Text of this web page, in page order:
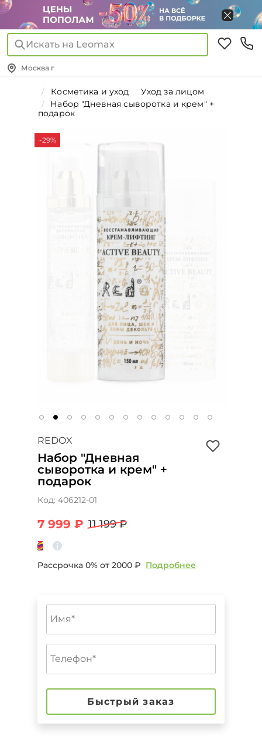
Искать на Leomax
Москва г
Косметика и уход
Уход за лицом
Набор "Дневная сыворотка и крем" +
подарок
-29%
REDOX
Набор "Дневная
сыворотка и крем" +
подарок
Код: 406212-01
7 999 ₽ 11 199 ₽
Рассрочка 0% от 2000 ₽ Подробнее
Быстрый заказ